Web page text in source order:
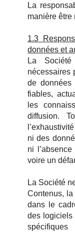
La
manière être
1.3
données et
La
nécessaires
de
fiables,
les
diffusion.
ni des
ni
voire un
La Société
Contenus,
dans le
des logiciels